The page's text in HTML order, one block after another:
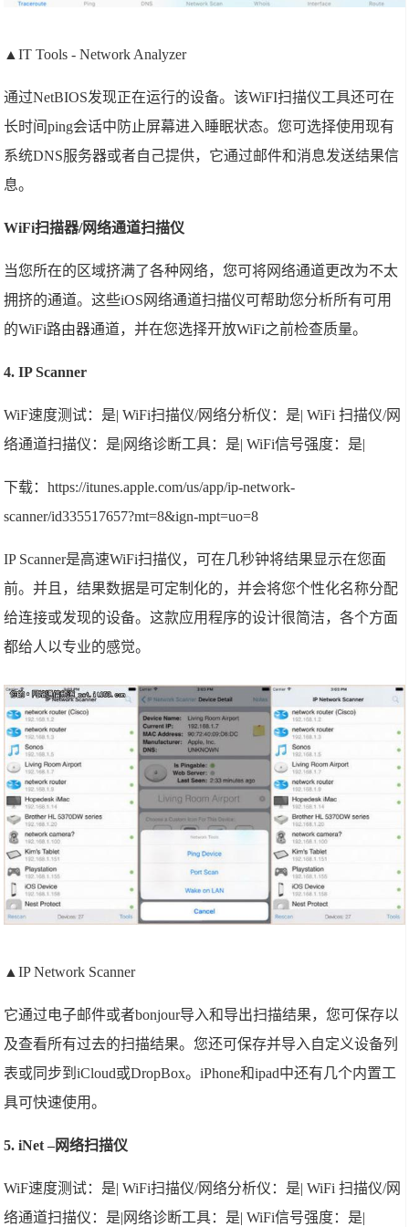
▲IT Tools - Network Analyzer
通过NetBIOS发现正在运行的设备。该WiFI扫描仪工具还可在
长时间ping会话中防止屏幕进入睡眠状态。您可选择使用现有
系统DNS服务器或者自己提供，它通过邮件和消息发送结果信
息。
WiFi扫描器/网络通道扫描仪
当您所在的区域挤满了各种网络，您可将网络通道更改为不太
拥挤的通道。这些iOS网络通道扫描仪可帮助您分析所有可用
的WiFi路由器通道，并在您选择开放WiFi之前检查质量。
4. IP Scanner
WiF速度测试：是| WiFi扫描仪/网络分析仪：是| WiFi 扫描仪/网
络通道扫描仪：是|网络诊断工具：是| WiFi信号强度：是|
下载：https://itunes.apple.com/us/app/ip-network-
scanner/id335517657?mt=8&ign-mpt=uo=8
IP Scanner是高速WiFi扫描仪，可在几秒钟将结果显示在您面
前。并且，结果数据是可定制化的，并会将您个性化名称分配
给连接或发现的设备。这款应用程序的设计很简洁，各个方面
都给人以专业的感觉。
▲IP Network Scanner
它通过电子邮件或者bonjour导入和导出扫描结果，您可保存以
及查看所有过去的扫描结果。您还可保存并导入自定义设备列
表或同步到iCloud或DropBox。iPhone和ipad中还有几个内置工
具可快速使用。
5. iNet –网络扫描仪
WiF速度测试：是| WiFi扫描仪/网络分析仪：是| WiFi 扫描仪/网
络通道扫描仪：是|网络诊断工具：是| WiFi信号强度：是|